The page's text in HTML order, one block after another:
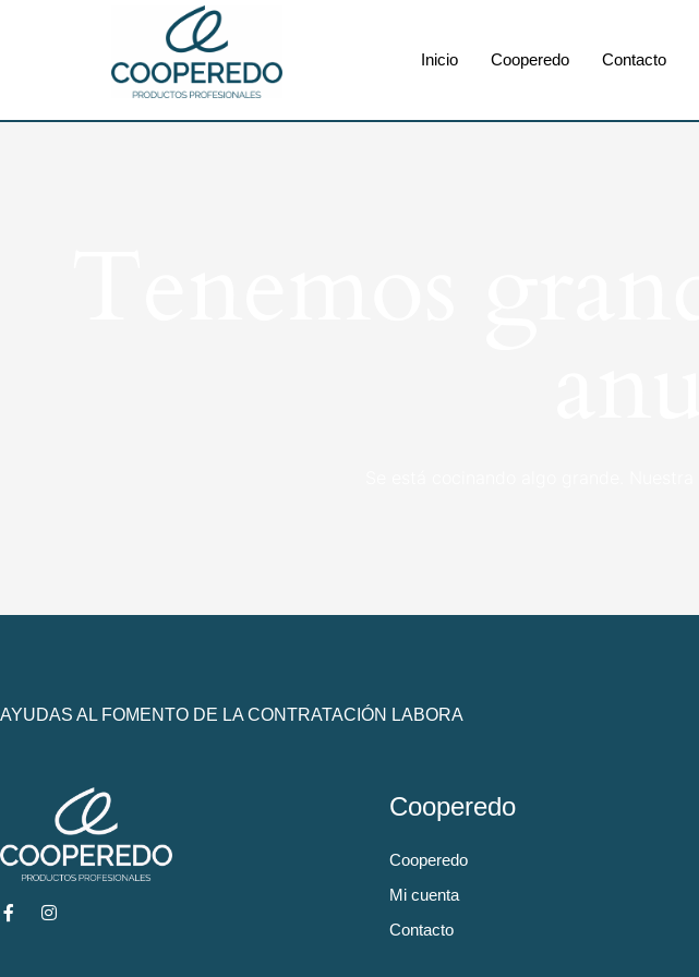
Inicio Cooperedo Contacto
AYUDAS AL FOMENTO DE LA CONTRATACIÓN LABORA
Cooperedo
Cooperedo
Mi cuenta
Contacto